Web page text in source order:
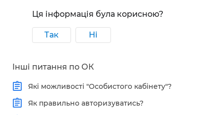
Ця інформація була корисною?
Так Ні
Інші питання по ОК
Які можливості "Особистого кабінету"?
Як правильно авторизуватись?